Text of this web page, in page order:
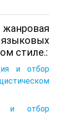
стиле.:
и отбор
и отбор